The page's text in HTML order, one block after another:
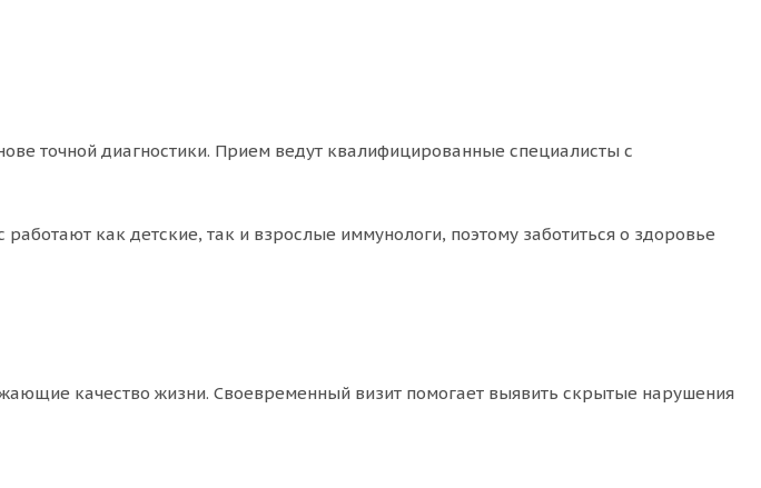
точной диагностики. Прием ведут квалифицированные специалисты с
как детские, так и взрослые иммунологи, поэтому заботиться о здоровье
качество жизни. Своевременный визит помогает выявить скрытые нарушения